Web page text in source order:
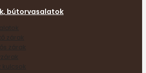
bútorvasalatok
zárak
zárak
kulcsok